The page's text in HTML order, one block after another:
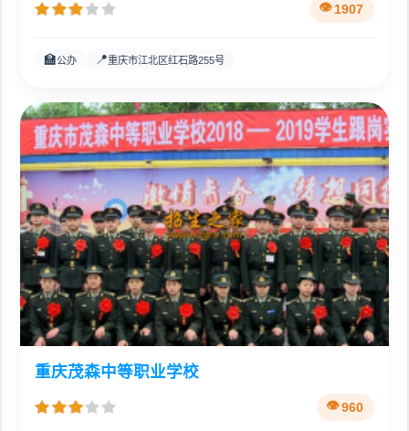
1907
🏫公办 📍重庆市江北区红石路255号
重庆茂森中等职业学校
960